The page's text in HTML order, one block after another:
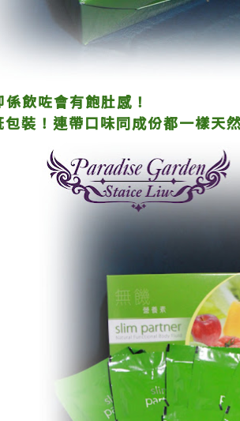
飲咗會有飽肚感！
裝！連帶口味同成份都一樣天然